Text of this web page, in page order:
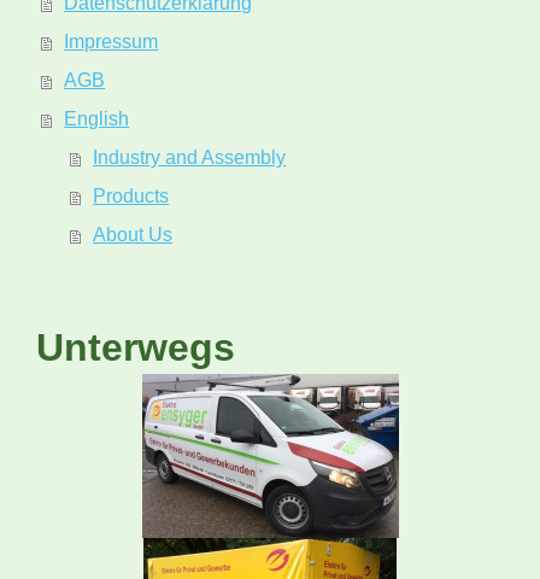
Impressum
AGB
English
Industry and Assembly
Products
About Us
Unterwegs